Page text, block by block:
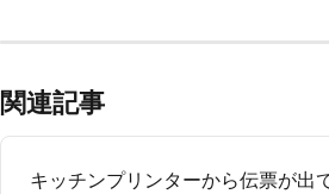
関連記事
キッチンプリンターから伝票が出